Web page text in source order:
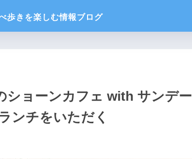
ショーンカフェ with サンデー
ンチをいただく